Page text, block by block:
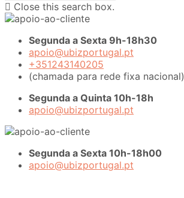
Close this search box.
Segunda a Sexta 9h-18h30
apoio@ubizportugal.pt
+351243140205
(chamada para rede fixa nacional)
Segunda a Quinta 10h-18h
apoio@ubizportugal.pt
Segunda a Sexta 10h-18h00
apoio@ubizportugal.pt